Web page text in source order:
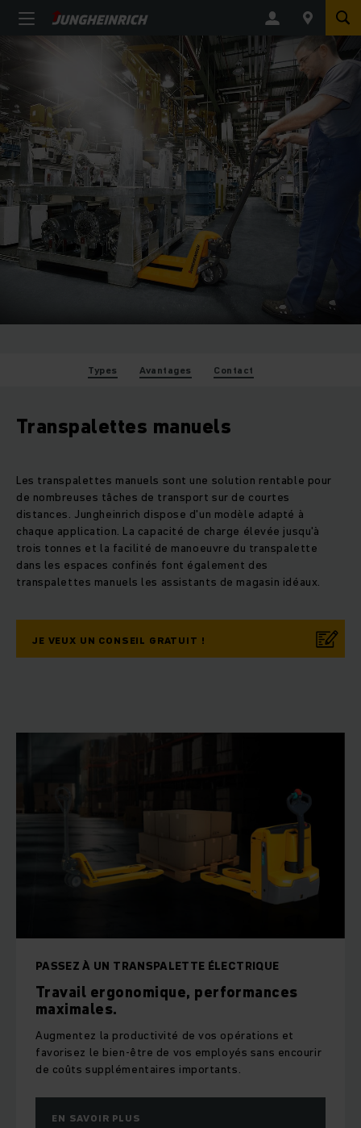
Types Avantages Contact
Transpalettes manuels
Les transpalettes manuels sont une solution rentable pour
de nombreuses tâches de transport sur de courtes
distances. Jungheinrich dispose d'un modèle adapté à
chaque application. La capacité de charge élevée jusqu'à
trois tonnes et la facilité de manoeuvre du transpalette
dans les espaces confinés font également des
transpalettes manuels les assistants de magasin idéaux.
JE VEUX UN CONSEIL GRATUIT !
PASSEZ À UN TRANSPALETTE ÉLECTRIQUE
Travail ergonomique, performances
maximales.
Augmentez la productivité de vos opérations et
favorisez le bien-être de vos employés sans encourir
de coûts supplémentaires importants.
EN SAVOIR PLUS